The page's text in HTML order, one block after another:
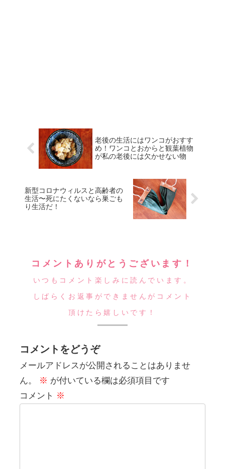
老後の生活にはワンコがおすす
め！ワンコとおからと観葉植物
が私の老後には欠かせない物
新型コロナウィルスと高齢者の
生活〜死にたくないなら巣ごも
り生活だ！
コメントありがとうございます！
いつもコメント楽しみに読んでいます。
しばらくお返事ができませんがコメント
頂けたら嬉しいです！
コメントをどうぞ
メールアドレスが公開されることはありませ
ん。
※ が付いている欄は必須項目です
コメント ※